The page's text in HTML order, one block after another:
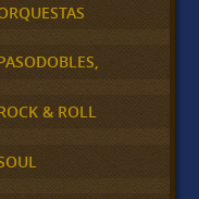
& ROLL